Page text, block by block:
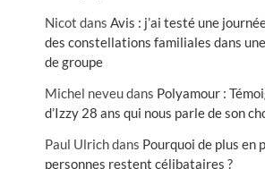
Nicot dans Avis : j’ai testé une
des constellations familiales dans
de groupe
Michel neveudans Polyamour :
d’Izzy 28 ans qui nous parle de son
Paul Ulrichdans Pourquoi de plus en
personnes restent célibataires ?